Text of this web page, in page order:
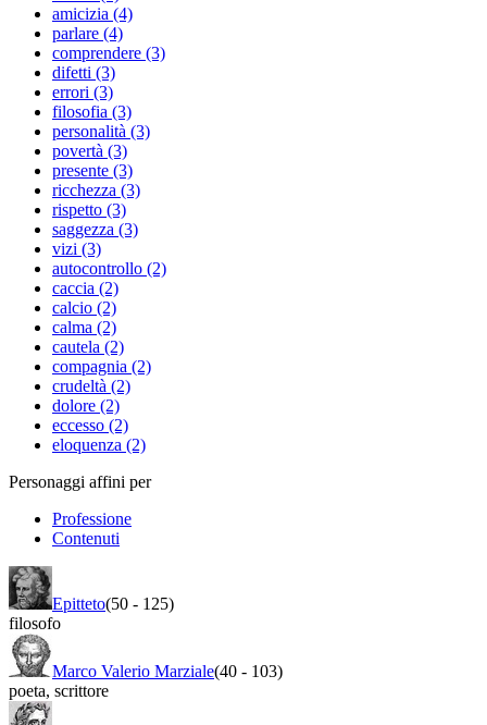
amicizia (4)
parlare (4)
comprendere (3)
difetti (3)
errori (3)
filosofia (3)
personalità (3)
povertà (3)
presente (3)
ricchezza (3)
rispetto (3)
saggezza (3)
vizi (3)
autocontrollo (2)
caccia (2)
calcio (2)
calma (2)
cautela (2)
compagnia (2)
crudeltà (2)
dolore (2)
eccesso (2)
eloquenza (2)
Personaggi affini per
Professione
Contenuti
Epitteto(50 - 125)
filosofo
Marco Valerio Marziale(40 - 103)
poeta, scrittore